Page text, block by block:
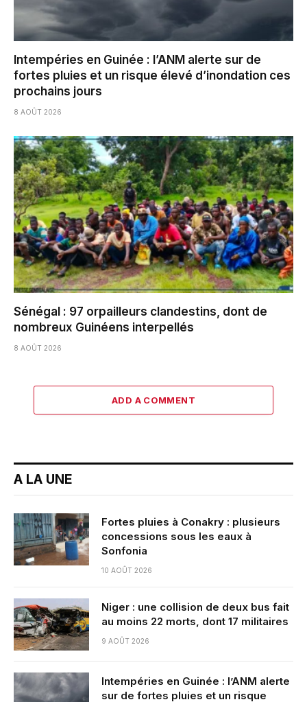
Intempéries en Guinée : l’ANM alerte sur de
fortes pluies et un risque élevé d’inondation ces
prochains jours
8 AOÛT 2026
Sénégal : 97 orpailleurs clandestins, dont de
nombreux Guinéens interpellés
8 AOÛT 2026
ADD A COMMENT
A LA UNE
Fortes pluies à Conakry : plusieurs
concessions sous les eaux à
Sonfonia
10 AOÛT 2026
Niger : une collision de deux bus fait
au moins 22 morts, dont 17 militaires
9 AOÛT 2026
Intempéries en Guinée : l’ANM alerte
sur de fortes pluies et un risque